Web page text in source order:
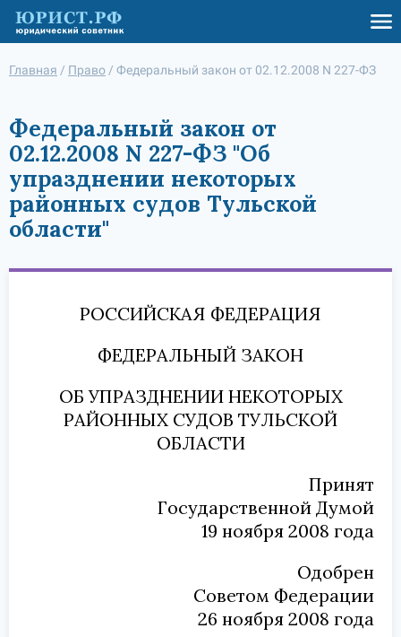
Главная / Право / Федеральный закон от 02.12.2008 N 227-ФЗ
Федеральный закон от
02.12.2008 N 227-ФЗ "Об
упразднении некоторых
районных судов Тульской
области"
РОССИЙСКАЯ ФЕДЕРАЦИЯ
ФЕДЕРАЛЬНЫЙ ЗАКОН
ОБ УПРАЗДНЕНИИ НЕКОТОРЫХ
РАЙОННЫХ СУДОВ ТУЛЬСКОЙ
ОБЛАСТИ
Принят
Государственной Думой
19 ноября 2008 года
Одобрен
Советом Федерации
26 ноября 2008 года